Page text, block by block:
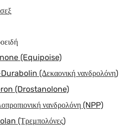
(Equipoise)
(Δεκαονική νανδρολόνη)
(Drostanolone)
νανδρολόνη (NPP)
(Τρεμπολόνες)